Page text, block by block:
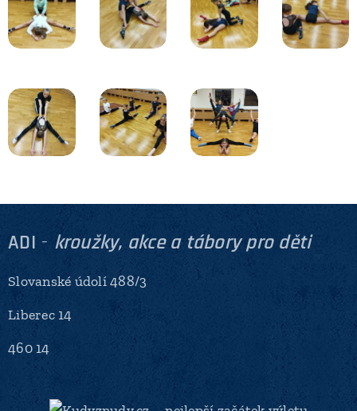
ADI - kroužky, akce a tábory pro děti
Slovanské údolí 488/3
Liberec 14
460 14